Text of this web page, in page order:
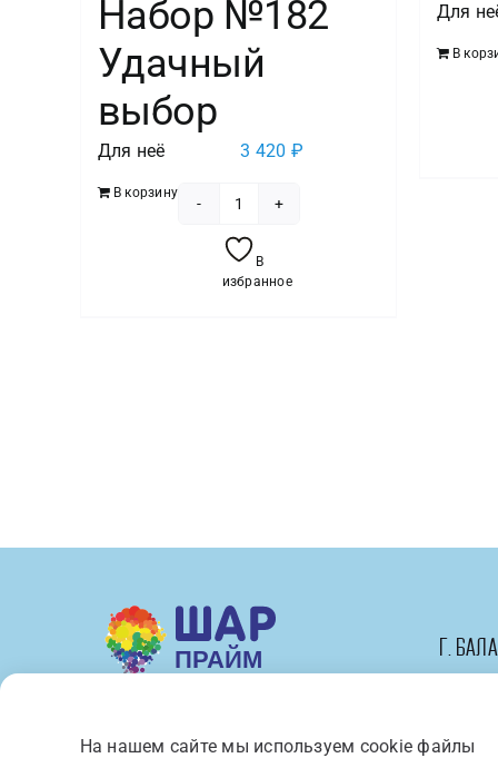
Набор №182
Удачный
выбор
Для неё 3 420 ₽
В корзину
товара
Набор
В
избранное
Для
В
г.
На нашем сайте мы используем cookie файлы